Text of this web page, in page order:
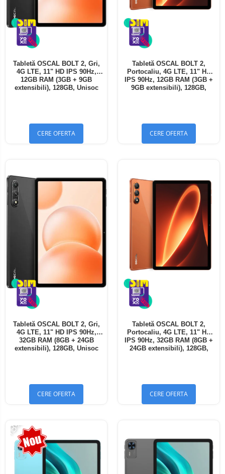
Tabletă OSCAL BOLT 2, Gri,
4G LTE, 11" HD IPS 90Hz,
12GB RAM (3GB + 9GB
extensibili), 128GB, Unisoc
CERE OFERTA
Tabletă OSCAL BOLT 2,
Portocaliu, 4G LTE, 11" HD
IPS 90Hz, 12GB RAM (3GB +
9GB extensibili), 128GB,
CERE OFERTA
Tabletă OSCAL BOLT 2, Gri,
4G LTE, 11" HD IPS 90Hz,
32GB RAM (8GB + 24GB
extensibili), 128GB, Unisoc
CERE OFERTA
Tabletă OSCAL BOLT 2,
Portocaliu, 4G LTE, 11" HD
IPS 90Hz, 32GB RAM (8GB +
24GB extensibili), 128GB,
CERE OFERTA
-13%